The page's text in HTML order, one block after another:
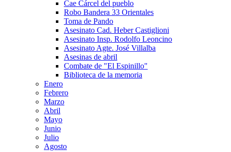
Cae Cárcel del pueblo
Robo Bandera 33 Orientales
Toma de Pando
Asesinato Cad. Heber Castiglioni
Asesinato Insp. Rodolfo Leoncino
Asesinato Agte. José Villalba
Asesinas de abril
Combate de "El Espinillo"
Biblioteca de la memoria
Enero
Febrero
Marzo
Abril
Mayo
Junio
Julio
Agosto